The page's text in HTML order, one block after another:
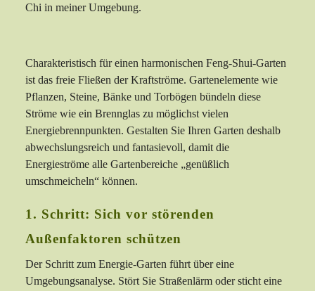
Chi in meiner Umgebung.
Charakteristisch für einen harmonischen Feng-Shui-Garten
ist das freie Fließen der Kraftströme. Gartenelemente wie
Pflanzen, Steine, Bänke und Torbögen bündeln diese
Ströme wie ein Brennglas zu möglichst vielen
Energiebrennpunkten. Gestalten Sie Ihren Garten deshalb
abwechslungsreich und fantasievoll, damit die
Energieströme alle Gartenbereiche „genüßlich
umschmeicheln“ können.
1. Schritt: Sich vor störenden
Außenfaktoren schützen
Der Schritt zum Energie-Garten führt über eine
Umgebungsanalyse. Stört Sie Straßenlärm oder sticht eine